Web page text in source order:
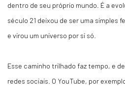
dentro de seu próprio mundo. É a
século 21 deixou de ser uma simples
e virou um universo por si só.
Esse caminho trilhado faz tempo, e
redes sociais. O YouTube, por